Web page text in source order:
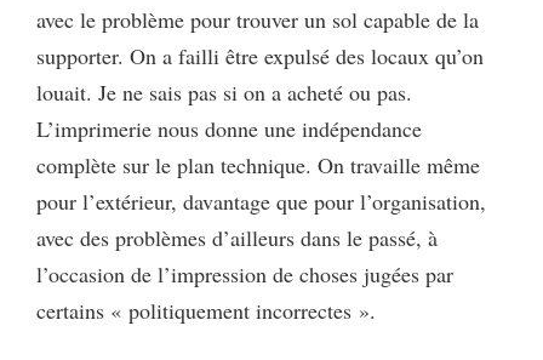
avec le problème pour trouver un sol capable de la
supporter. On a failli être expulsé des locaux qu’on
louait. Je ne sais pas si on a acheté ou pas.
L’imprimerie nous donne une indépendance
complète sur le plan technique. On travaille même
pour l’extérieur, davantage que pour l’organisation,
avec des problèmes d’ailleurs dans le passé, à
l’occasion de l’impression de choses jugées par
certains « politiquement incorrectes ».